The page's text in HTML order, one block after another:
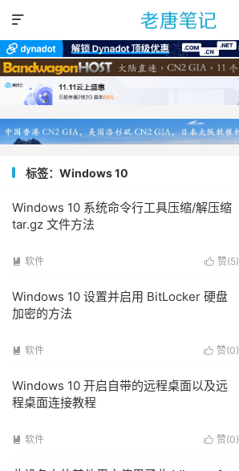

标签：Windows 10
Windows 10 系统命令行工具压缩/解压缩
tar.gz 文件方法
 赞(5)
 软件
Windows 10 设置并启用 BitLocker 硬盘
加密的方法
 赞(0)
 软件
Windows 10 开启自带的远程桌面以及远
程桌面连接教程
 赞(0)
 软件